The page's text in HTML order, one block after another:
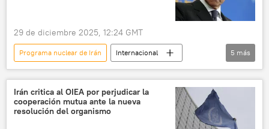
29 de diciembre 2025, 12:24 GMT
Programa nuclear de Irán
Internacional
Rafael Grossi
Organismo Internacional de Energía Atómica (OIEA)
Rusia
Irán 💬 Opinión y Análisis
5 más
Irán critica al OIEA por perjudicar la
cooperación mutua ante la nueva
resolución del organismo